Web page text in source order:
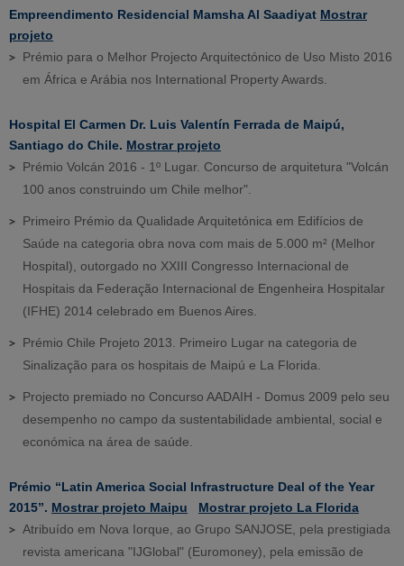
Empreendimento Residencial Mamsha Al Saadiyat Mostrar
projeto
Prémio para o Melhor Projecto Arquitectónico de Uso Misto 2016
em África e Arábia nos International Property Awards.
Hospital El Carmen Dr. Luis Valentín Ferrada de Maipú,
Santiago do Chile. Mostrar projeto
Prémio Volcán 2016 - 1º Lugar. Concurso de arquitetura "Volcán
100 anos construindo um Chile melhor".
Primeiro Prémio da Qualidade Arquitetónica em Edifícios de
Saúde na categoria obra nova com mais de 5.000 m² (Melhor
Hospital), outorgado no XXIII Congresso Internacional de
Hospitais da Federação Internacional de Engenheira Hospitalar
(IFHE) 2014 celebrado em Buenos Aires.
Prémio Chile Projeto 2013. Primeiro Lugar na categoria de
Sinalização para os hospitais de Maipú e La Florida.
Projecto premiado no Concurso AADAIH - Domus 2009 pelo seu
desempenho no campo da sustentabilidade ambiental, social e
económica na área de saúde.
Prémio “Latin America Social Infrastructure Deal of the Year
2015”. Mostrar projeto Maipu
Mostrar projeto La Florida
Atribuído em Nova Iorque, ao Grupo SANJOSE, pela prestigiada
revista americana "IJGlobal" (Euromoney), pela emissão de